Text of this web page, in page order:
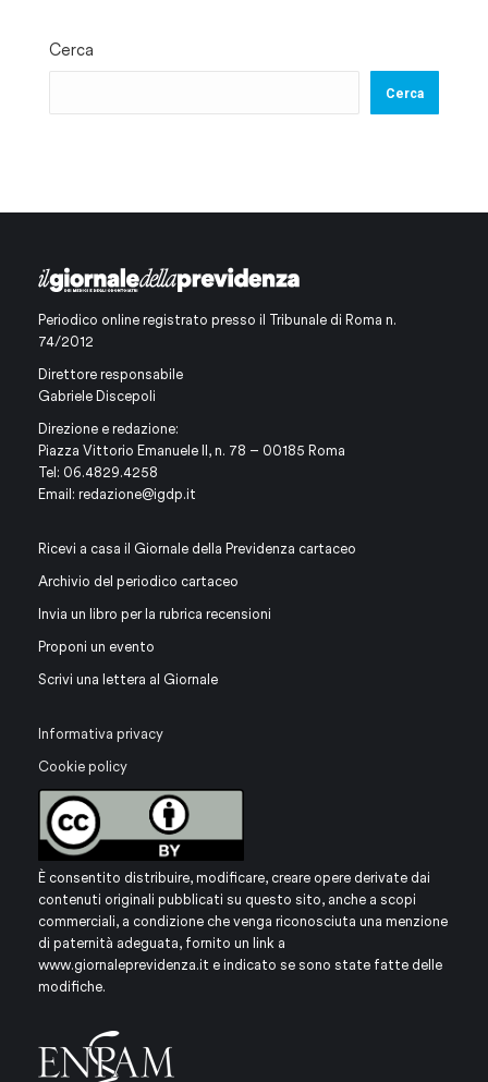
Cerca
Cerca
Periodico online registrato presso il Tribunale di Roma n.
74/2012
Direttore responsabile
Gabriele Discepoli
Direzione e redazione:
Piazza Vittorio Emanuele II, n. 78 – 00185 Roma
Tel: 06.4829.4258
Email: redazione@igdp.it
Ricevi a casa il Giornale della Previdenza cartaceo
Archivio del periodico cartaceo
Invia un libro per la rubrica recensioni
Proponi un evento
Scrivi una lettera al Giornale
Informativa privacy
Cookie policy
È consentito distribuire, modificare, creare opere derivate dai
contenuti originali pubblicati su questo sito, anche a scopi
commerciali, a condizione che venga riconosciuta una menzione
di paternità adeguata, fornito un link a
www.giornaleprevidenza.it e indicato se sono state fatte delle
modifiche.